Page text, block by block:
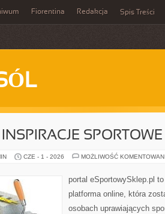
Fiorentina Redakcja Spis Treści
INSPIRACJE SPORTOWE
CZE - 1 - 2026 MOŻLIWOŚĆ
portal eSportowySklep.pl
platforma online, która
osobach uprawiających